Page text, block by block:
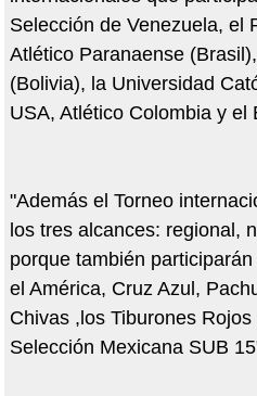
Selección de Venezuela, el
Atlético Paranaense
(Bolivia), la Universidad
USA, Atlético Colombia y el
"Además el Torneo
los tres alcances: regional,
porque también
el América, Cruz Azul,
Chivas ,los Tiburones
Selección Mexicana SUB